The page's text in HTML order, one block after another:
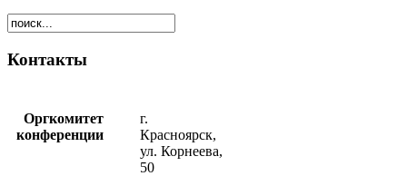
Контакты
Оргкомитет
конференции
г.
Красноярск,
ул. Корнеева,
50